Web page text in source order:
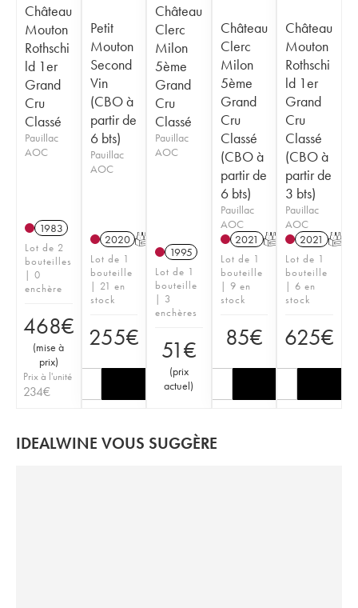
Château
Mouton
Rothschi
ld 1er
Grand
Cru
Classé
Pauillac
AOC
1983
Lot de 2
bouteilles
| 0
enchère
468€
(mise à
prix)
Prix à l'unité
234€
Petit
Mouton
Second
Vin
(CBO à
partir de
6 bts)
Pauillac
AOC
2020 T
Lot de 1
bouteille
| 21 en
stock
255€
Château
Clerc
Milon
5ème
Grand
Cru
Classé
Pauillac
AOC
1995
Lot de 1
bouteille
| 3
enchères
51€
(prix
actuel)
Château
Clerc
Milon
5ème
Grand
Cru
Classé
(CBO à
partir de
6 bts)
Pauillac
AOC
2021 T
Lot de 1
bouteille
| 9 en
stock
85€
Château
Mouton
Rothschi
ld 1er
Grand
Cru
Classé
(CBO à
partir de
3 bts)
Pauillac
AOC
2021 T
Lot de 1
bouteille
| 6 en
stock
625€
IDEALWINE VOUS SUGGÈRE